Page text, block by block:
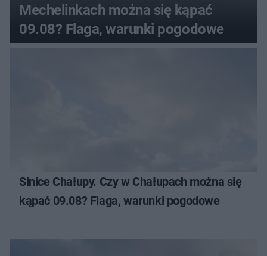
Mechelinkach można się kąpać
09.08? Flaga, warunki pogodowe
Sinice Chałupy. Czy w Chałupach można się
kąpać 09.08? Flaga, warunki pogodowe